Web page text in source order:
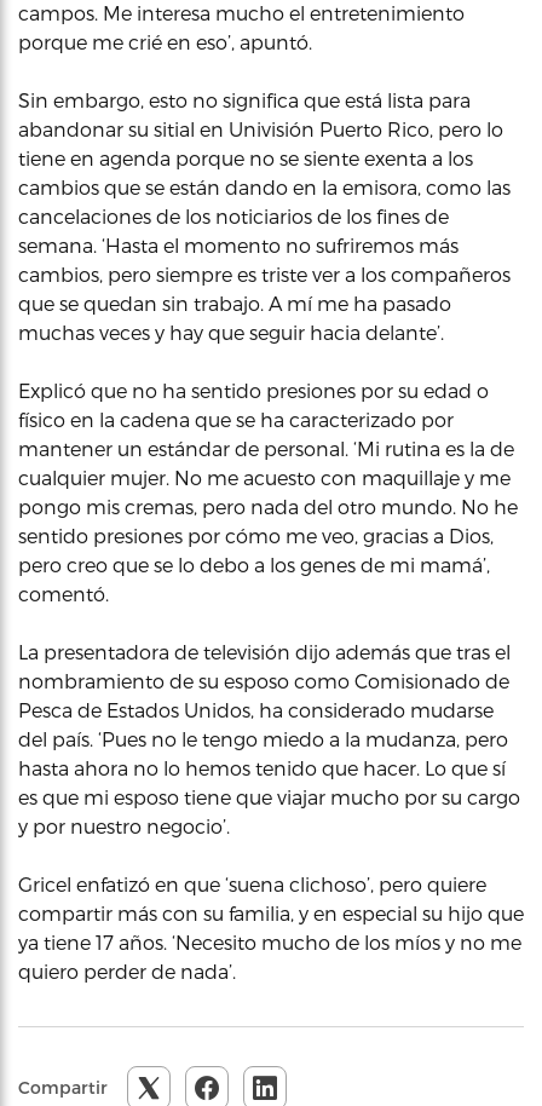
campos. Me interesa mucho el entretenimiento
porque me crié en eso’, apuntó.
Sin embargo, esto no significa que está lista para
abandonar su sitial en Univisión Puerto Rico, pero lo
tiene en agenda porque no se siente exenta a los
cambios que se están dando en la emisora, como las
cancelaciones de los noticiarios de los fines de
semana. ‘Hasta el momento no sufriremos más
cambios, pero siempre es triste ver a los compañeros
que se quedan sin trabajo. A mí me ha pasado
muchas veces y hay que seguir hacia delante’.
Explicó que no ha sentido presiones por su edad o
físico en la cadena que se ha caracterizado por
mantener un estándar de personal. ‘Mi rutina es la de
cualquier mujer. No me acuesto con maquillaje y me
pongo mis cremas, pero nada del otro mundo. No he
sentido presiones por cómo me veo, gracias a Dios,
pero creo que se lo debo a los genes de mi mamá’,
comentó.
La presentadora de televisión dijo además que tras el
nombramiento de su esposo como Comisionado de
Pesca de Estados Unidos, ha considerado mudarse
del país. ‘Pues no le tengo miedo a la mudanza, pero
hasta ahora no lo hemos tenido que hacer. Lo que sí
es que mi esposo tiene que viajar mucho por su cargo
y por nuestro negocio’.
Gricel enfatizó en que ‘suena clichoso’, pero quiere
compartir más con su familia, y en especial su hijo que
ya tiene 17 años. ‘Necesito mucho de los míos y no me
quiero perder de nada’.
Compartir